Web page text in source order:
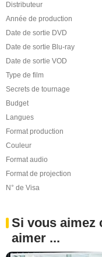
Distributeur
Année de production
Date de sortie DVD
Date de sortie Blu-ray
Date de sortie VOD
Type de film
Secrets de tournage
Budget
Langues
Format production
Couleur
Format audio
Format de projection
N° de Visa
Si vous aimez
aimer ...